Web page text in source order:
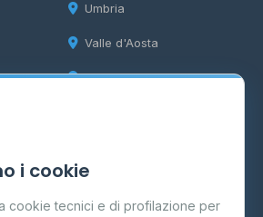
Umbria
Valle d'Aosta
Veneto
i cookie
cookie tecnici e di profilazione per